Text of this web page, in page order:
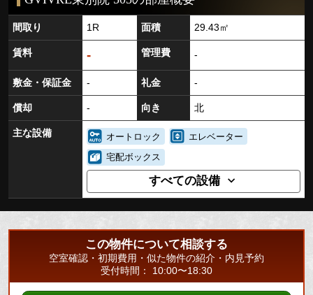
間取り 1R 面積 29.43㎡
賃料 - 管理費 -
敷金・保証金 - 礼金 -
償却 - 向き 北
主な設備 オートロック
エレベーター
宅配ボックス
すべての設備
この物件について相談する
空室確認・初期費用・似た物件の紹介・内見予約
受付時間： 10:00〜18:30